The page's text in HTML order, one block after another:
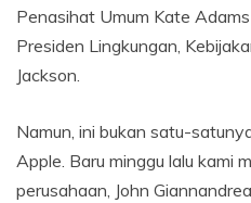
Penasihat Umum Kate
Presiden Lingkungan,
Jackson.
Namun, ini bukan satu-
Apple. Baru minggu lalu kami
perusahaan, John